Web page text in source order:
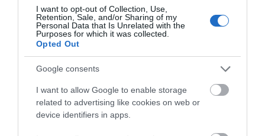
I want to opt-out of Collection, Use,
Retention, Sale, and/or Sharing of my
Personal Data that Is Unrelated with the
Purposes for which it was collected.
Opted Out
Google consents
I want to allow Google to enable storage
related to advertising like cookies on web or
device identifiers in apps.
Εύβοια: Αυτός είναι ο 36χρονος
επιχειρηματίας πού έχασε την
ζωή του
07.08.2026 | 17:20
Οδηγός λεωφορείου υπέστη
καρδιακό επεισόδιο ενώ οδηγούσε
07.08.2026 | 17:00
Οδηγός λεωφορείου
υπέστη καρδιακό
επεισόδιο ενώ
πέσει από το μπαλκόνι